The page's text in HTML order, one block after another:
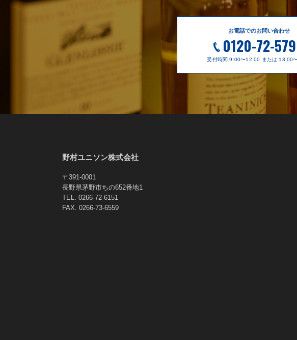
お電話でのお問い合わせ
0120-72-
受付時間 9:00〜12:00 または 13:00
野村ユニソン株式会社
〒391-0001
長野県茅野市ちの652番地1
TEL. 0266-72-6151
FAX. 0266-73-6559